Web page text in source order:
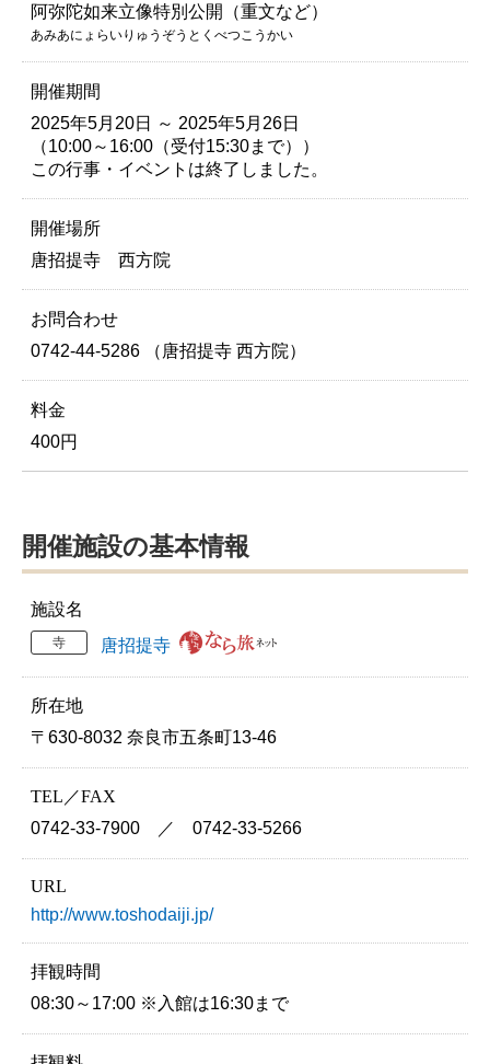
阿弥陀如来立像特別公開（重文など）
あみあにょらいりゅうぞうとくべつこうかい
開催期間
2025年5月20日 ～ 2025年5月26日
（10:00～16:00（受付15:30まで））
この行事・イベントは終了しました。
開催場所
唐招提寺 西方院
お問合わせ
0742-44-5286 （唐招提寺 西方院）
料金
400円
開催施設の基本情報
施設名
寺 唐招提寺
所在地
〒630-8032 奈良市五条町13-46
TEL／FAX
0742-33-7900 ／ 0742-33-5266
URL
http://www.toshodaiji.jp/
拝観時間
08:30～17:00 ※入館は16:30まで